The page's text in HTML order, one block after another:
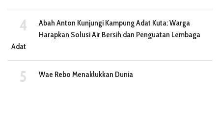
Abah Anton Kunjungi Kampung Adat Kuta: Warga
Harapkan Solusi Air Bersih dan Penguatan Lembaga
Adat
Wae Rebo Menaklukkan Dunia